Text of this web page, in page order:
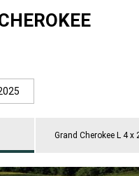
Grand Cherokee L 4 x